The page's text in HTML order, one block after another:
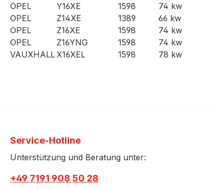
OPEL
Y16XE 1598 74 kw
OPEL
Z14XE 1389 66 kw
OPEL
Z16XE 1598 74 kw
OPEL
Z16YNG 1598 74 kw
VAUXHALL X16XEL 1598 78 kw
Service-Hotline
Unterstützung und Beratung unter:
+49 7191 908 50 28